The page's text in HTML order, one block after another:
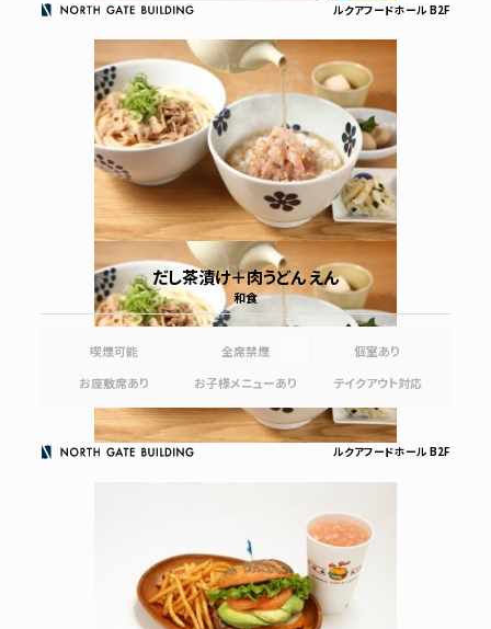
ルクアフードホール B2F
だし茶漬け＋肉うどん えん
和食
喫煙可能 全席禁煙
個室あり
お座敷席あり
お子様メニューあり テイクアウト対応
ルクアフードホール B2F